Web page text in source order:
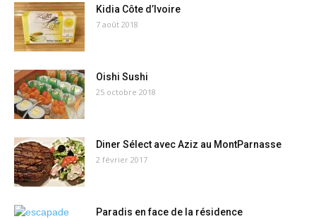
Kidia Côte d’Ivoire
7 août 2018
Oishi Sushi
25 octobre 2018
Diner Sélect avec Aziz au MontParnasse
2 février 2017
Paradis en face de la résidence